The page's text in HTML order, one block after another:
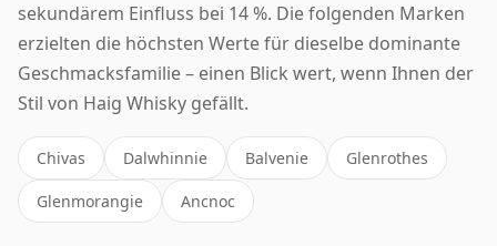
sekundärem Einfluss bei 14 %. Die folgenden Marken
erzielten die höchsten Werte für dieselbe dominante
Geschmacksfamilie – einen Blick wert, wenn Ihnen der
Stil von Haig Whisky gefällt.
Chivas Dalwhinnie Balvenie Glenrothes
Glenmorangie Ancnoc